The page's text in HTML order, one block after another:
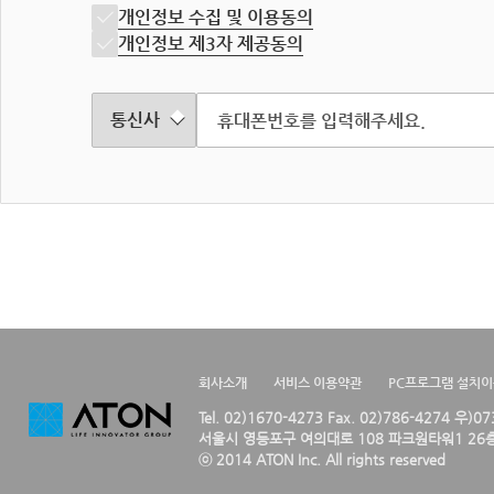
개인정보 수집 및 이용동의
개인정보 제3자 제공동의
회사소개 서비스 이용약관 PC프로그램 설치
Tel. 02)1670-4273 Fax. 02)786-4274 우
서울시 영등포구 여의대로 108 파크원타워1 26
ⓒ 2014 ATON Inc. All rights reserved